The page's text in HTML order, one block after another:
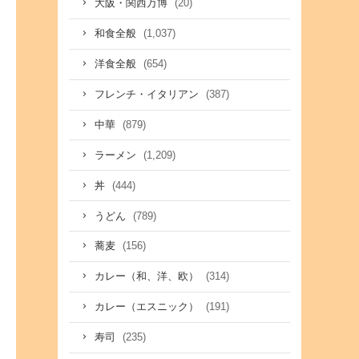
大阪・関西万博 (20)
和食全般 (1,037)
洋食全般 (654)
フレンチ・イタリアン (387)
中華 (879)
ラーメン (1,209)
丼 (444)
うどん (789)
蕎麦 (156)
カレー（和、洋、欧） (314)
カレー（エスニック） (191)
寿司 (235)